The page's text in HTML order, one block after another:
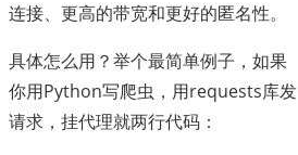
连接、更高的带宽和更好的匿名性。
具体怎么用？举个最简单例子，如果
你用Python写爬虫，用requests库发
请求，挂代理就两行代码：